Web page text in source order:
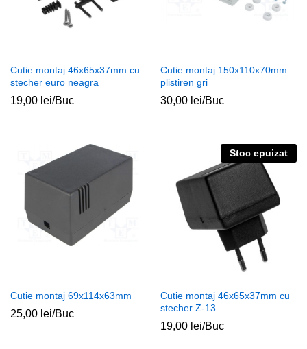
Cutie montaj 46x65x37mm cu
stecher euro neagra
19,00 lei/Buc
Cutie montaj 150x110x70mm
plistiren gri
30,00 lei/Buc
Cutie montaj 69x114x63mm
25,00 lei/Buc
Stoc epuizat
Cutie montaj 46x65x37mm cu
stecher Z-13
19,00 lei/Buc